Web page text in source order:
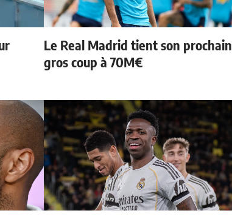
Le Real Madrid tient son prochain
gros coup à 70M€